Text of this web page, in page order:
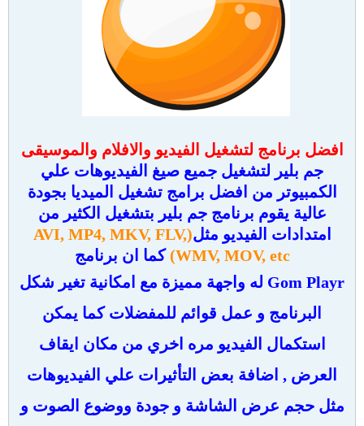
افضل برنامج لتشغيل الفيديو والافلام والموسيقى
جم بلير لتشغيل جميع صيغ الفيديوهات علي
الكمبيوتر من افضل برامج تشغيل الميديا بجودة
عالية يقوم برنامج جم بلير بتشغيل الكثير من
امتدادات الفيديو مثل (AVI, MP4, MKV, FLV,
WMV, MOV, etc) كما ان برنامج
Gom Playr له واجهة مميزة مع امكانية تغير شكل
البرنامج و عمل قوائم للمفضلات كما يمكن
استكمال الفيديو مره اخري من مكان ايقاف
العرض , اضافة بعض التأثيرات علي الفيديوهات
مثل حجم عرض الشاشة و جودة ووضوع الصوت و